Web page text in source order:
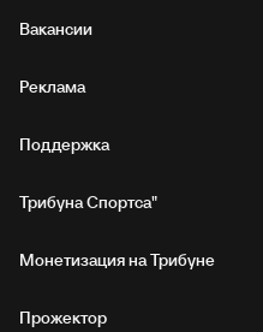
Вакансии
Реклама
Поддержка
Трибуна Спортса"
Монетизация на Трибуне
Прожектор